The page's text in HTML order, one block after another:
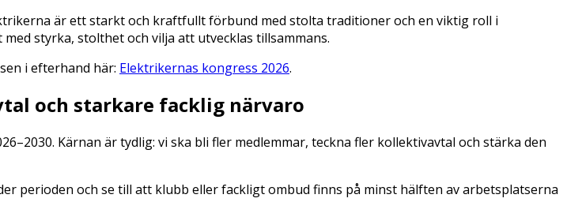
är ett starkt och kraftfullt förbund med stolta traditioner och en viktig roll i
styrka, stolthet och vilja att utvecklas tillsammans.
i efterhand här: Elektrikernas kongress 2026.
och starkare facklig närvaro
Kärnan är tydlig: vi ska bli fler medlemmar, teckna fler kollektivavtal och stärka den
perioden och se till att klubb eller fackligt ombud finns på minst hälften av arbetsplatserna